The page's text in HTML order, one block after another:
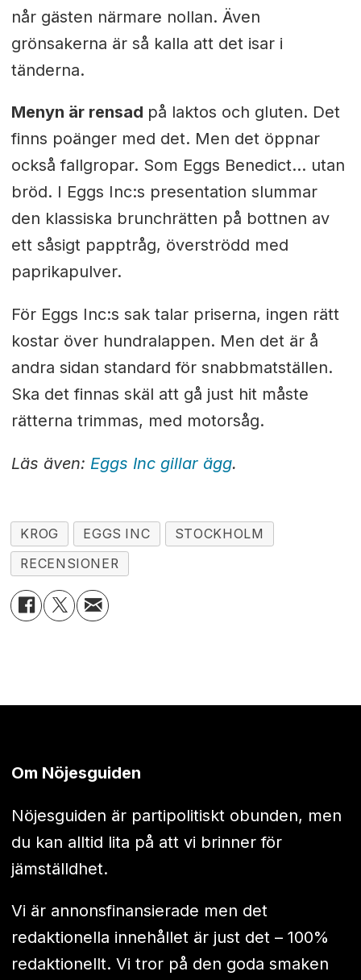
når gästen närmare nollan. Även
grönsakerna är så kalla att det isar i
tänderna.
Menyn är rensad på laktos och gluten. Det
finns poänger med det. Men det öppnar
också fallgropar. Som Eggs Benedict... utan
bröd. I Eggs Inc:s presentation slummar
den klassiska brunchrätten på bottnen av
ett såsigt papptråg, överströdd med
paprikapulver.
För Eggs Inc:s sak talar priserna, ingen rätt
kostar över hundralappen. Men det är å
andra sidan standard för snabbmatställen.
Ska det finnas skäl att gå just hit måste
rätterna trimmas, med motorsåg.
Läs även: Eggs Inc gillar ägg.
KROG EGGS INC
STOCKHOLM
RECENSIONER
Om Nöjesguiden
Nöjesguiden är partipolitiskt obunden, men
du kan alltid lita på att vi brinner för
jämställdhet.
Vi är annonsfinansierade men det
redaktionella innehållet är just det – 100%
redaktionellt. Vi tror på den goda smaken